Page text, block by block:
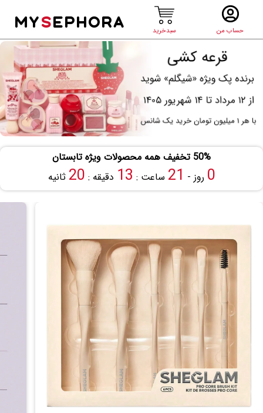
حساب من سبدخرید
MYSEPHORA
50% تخفیف همه محصولات ویژه تابستان
0 روز - 21 ساعت : 13 دقیقه : 19 ثانیه